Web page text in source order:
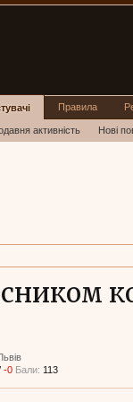
-0 Бали: 113
активність Нові
Правила